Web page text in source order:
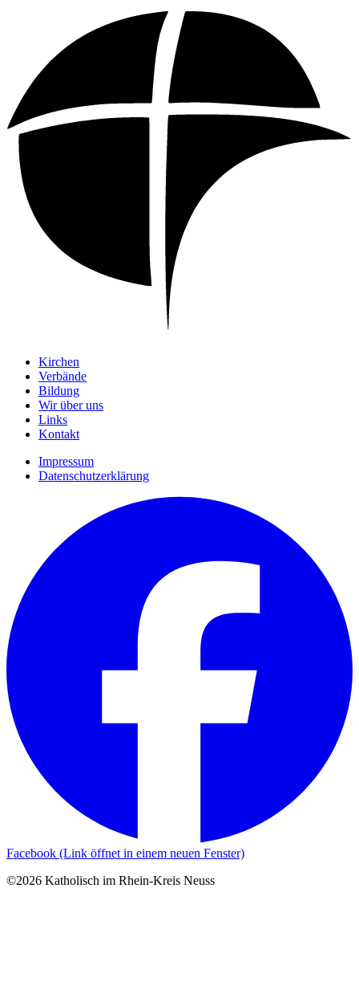
Kirchen
Verbände
Bildung
Wir über uns
Links
Kontakt
Impressum
Datenschutzerklärung
Facebook (Link öffnet in einem neuen Fenster)
©2026 Katholisch im Rhein-Kreis Neuss